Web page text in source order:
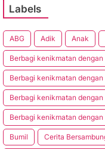
Labels
ABG Adik Anak
Berbagi kenikmatan
Berbagi kenikmatan
Berbagi kenikmatan
Berbagi kenikmatan
Bumil Cerita